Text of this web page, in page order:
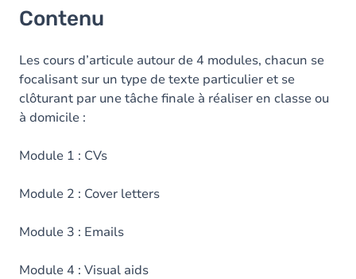
Contenu
Les cours d’articule autour de 4 modules, chacun se
focalisant sur un type de texte particulier et se
clôturant par une tâche finale à réaliser en classe ou
à domicile :
Module 1 : CVs
Module 2 : Cover letters
Module 3 : Emails
Module 4 : Visual aids